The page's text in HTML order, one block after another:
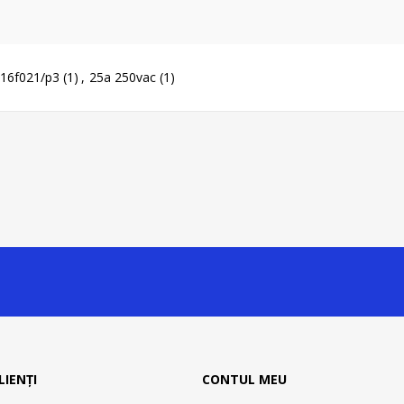
16f021/p3 (1) , 25a 250vac (1)
CONTUL MEU